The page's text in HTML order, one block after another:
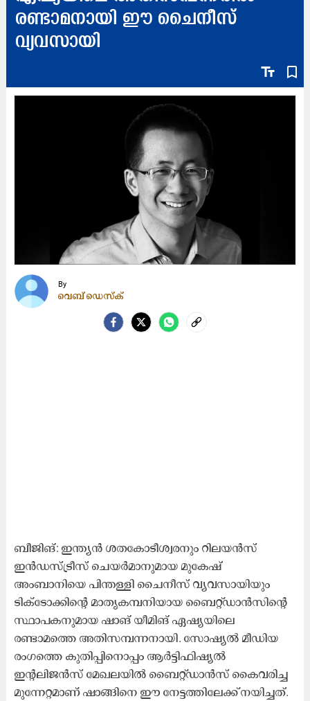
രണ്ടാമനായി ഈ ചൈനീസ്
വ്യവസായി
text_fields bookmark_border
By
വെബ് ഡെസ്ക്
ബീജിങ്: ഇന്ത്യൻ ശതകോടീശ്വരനും റിലയൻസ്
ഇൻഡസ്ട്രീസ് ചെയർമാനുമായ മുകേഷ്
അംബാനിയെ പിന്തള്ളി ചൈനീസ് വ്യവസായിയും
ടിക്ടോക്കിന്റെ മാതൃകമ്പനിയായ ബൈറ്റ്ഡാൻസിന്റെ
സ്ഥാപകനുമായ ഷാങ് യീമിങ് ഏഷ്യയിലെ
രണ്ടാമത്തെ അതിസമ്പന്നനായി. സോഷ്യൽ മീഡിയ
രംഗത്തെ കുതിപ്പിനൊപ്പം ആർട്ടിഫിഷ്യൽ
ഇന്റലിജൻസ് മേഖലയിൽ ബൈറ്റ്ഡാൻസ് കൈവരിച്ച
മുന്നേറ്റമാണ് ഷാങ്ങിനെ ഈ നേട്ടത്തിലേക്ക് നയിച്ചത്.